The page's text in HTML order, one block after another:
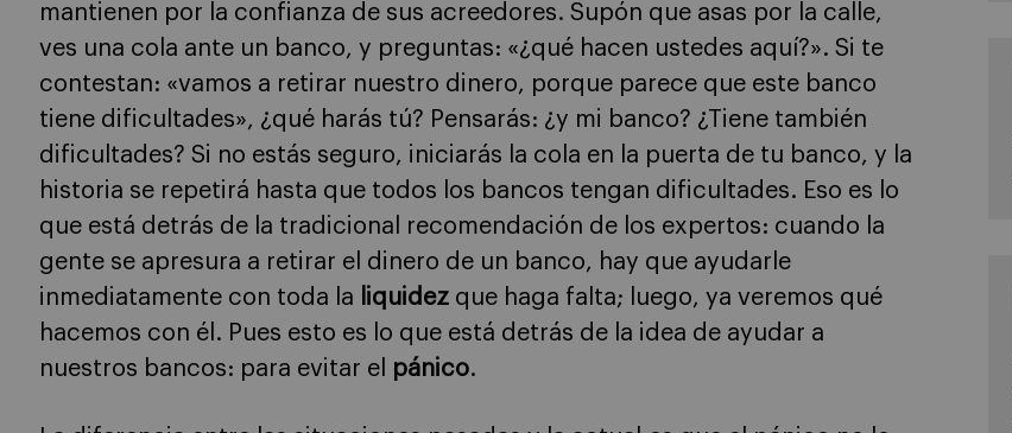
mantienen por la confianza de sus acreedores. Supón que asas por la calle,
ves una cola ante un banco, y preguntas: «¿qué hacen ustedes aquí?». Si te
contestan: «vamos a retirar nuestro dinero, porque parece que este banco
tiene dificultades», ¿qué harás tú? Pensarás: ¿y mi banco? ¿Tiene también
dificultades? Si no estás seguro, iniciarás la cola en la puerta de tu banco, y la
historia se repetirá hasta que todos los bancos tengan dificultades. Eso es lo
que está detrás de la tradicional recomendación de los expertos: cuando la
gente se apresura a retirar el dinero de un banco, hay que ayudarle
inmediatamente con toda la liquidez que haga falta; luego, ya veremos qué
hacemos con él. Pues esto es lo que está detrás de la idea de ayudar a
nuestros bancos: para evitar el pánico.